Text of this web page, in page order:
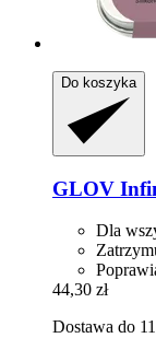
Do koszyka
GLOV
Dla
44,30 zł
Dostawa do